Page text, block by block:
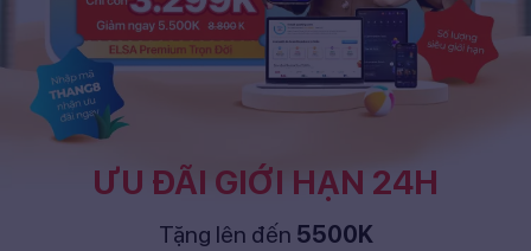
ƯU ĐÃI GIỚI HẠN 24H
Tặng lên đến 5500K